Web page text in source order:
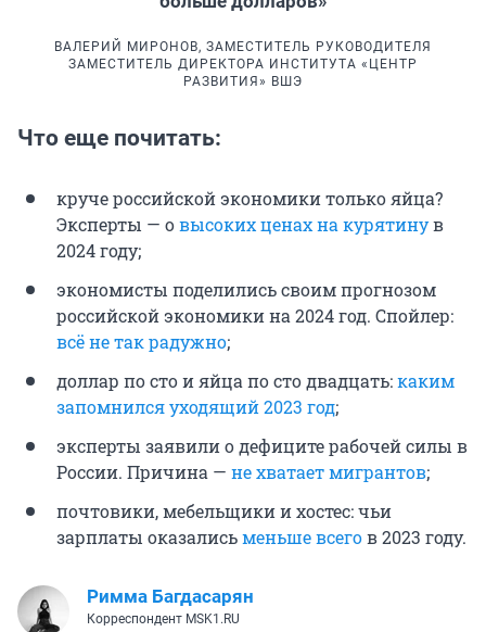
ВАЛЕРИЙ МИРОНОВ, ЗАМЕСТИТЕЛЬ РУКОВОДИТЕЛЯ
ЗАМЕСТИТЕЛЬ ДИРЕКТОРА ИНСТИТУТА «ЦЕНТР
РАЗВИТИЯ» ВШЭ
Что еще почитать:
круче российской экономики только яйца?
Эксперты — овысоких ценах на курятинув
2024 году;
экономисты поделились своим прогнозом
российской экономики на 2024 год. Спойлер:
всё не так радужно;
доллар по сто и яйца по сто двадцать:каким
запомнился уходящий 2023 год;
эксперты заявили о дефиците рабочей силы в
России. Причина — не хватает мигрантов;
почтовики, мебельщики и хостес: чьи
зарплаты оказалисьменьше всегов 2023 году.
Римма Багдасарян
Корреспондент MSK1.RU